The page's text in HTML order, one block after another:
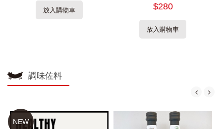
放入購物車
$280
放入購物車
調味佐料
NEW